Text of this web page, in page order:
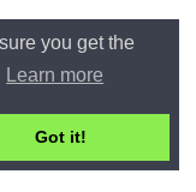
you get the
Learn more
Got it!